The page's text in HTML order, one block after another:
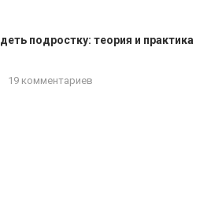
подростку: теория и практика
19 комментариев